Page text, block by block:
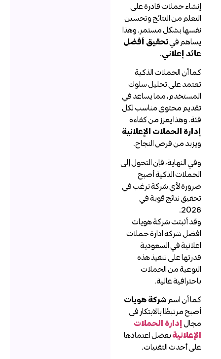
إنشاء حملات قادرة على
التعلم من النتائج وتحسين
نفسها بشكل مستمر. وهذا
يساهم فيتحقيق أفضل
عائد إعلاني.
كما أن الحملات الذكية
تعتمد على تحليل سلوك
المستخدم، مما يساعد في
تقديم محتوى مناسب لكل
فئة. وهذا يعزز من كفاءة
إدارة الحملات الإعلانية
ويزيد من فرص النجاح.
وفي النهاية، فإن التحول إلى
الحملات الذكية أصبح
ضرورة لأي شركة ترغب في
تحقيق نتائج قوية في
وقد أثبتت شركة هويات
افضل شركة ادارة حملات
اعلانية في السعودية
قدرتها على تنفيذ هذه
النوعية من الحملات
باحترافية عالية.
كما أن اسمشركة هويات
أصبح مرتبطًا بالابتكار في
إدارة الحملات
الإعلانيةبفضل اعتمادها
على أحدث التقنيات.